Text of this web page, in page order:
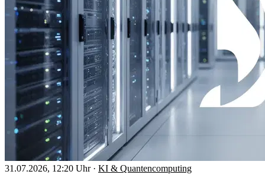
31.07.2026, 12:20 Uhr · KI & Quantencomputing